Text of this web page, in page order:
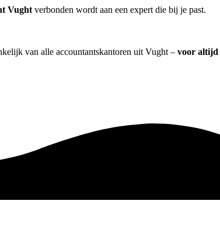
Vught verbonden wordt aan een expert die bij je past.
van alle accountantskantoren uit Vught – voor altijd